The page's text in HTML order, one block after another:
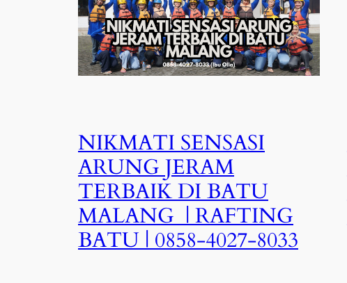
NIKMATI SENSASI
ARUNG JERAM
TERBAIK DI BATU
MALANG | RAFTING
BATU | 0858-4027-8033